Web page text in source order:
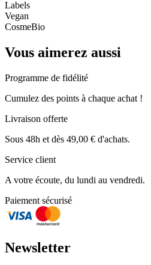
Labels
Vegan
CosmeBio
Vous aimerez aussi
Programme de fidélité
Cumulez des points à chaque achat !
Livraison offerte
Sous 48h et dès 49,00 € d'achats.
Service client
A votre écoute, du lundi au vendredi.
Paiement sécurisé
Newsletter